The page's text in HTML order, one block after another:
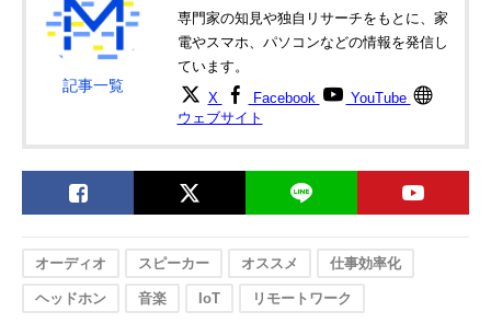
スピーカー）』
音楽好きの方であれば、必ず満足できる製品です。
記事一覧
専門家の知見や独自リサーチをもとに、家
電やスマホ、パソコンなどの情報を発信し
ています。
X Facebook
YouTube
ウェブサイト
オーディオ スピーカー オススメ 仕事効率化
ヘッドホン 音楽 IoT リモートワーク